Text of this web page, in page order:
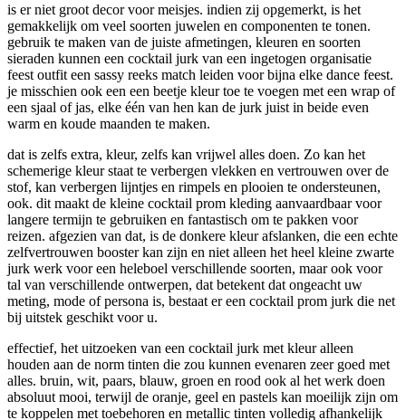
is er niet groot decor voor meisjes. indien zij opgemerkt, is het
gemakkelijk om veel soorten juwelen en componenten te tonen.
gebruik te maken van de juiste afmetingen, kleuren en soorten
sieraden kunnen een cocktail jurk van een ingetogen organisatie
feest outfit een sassy reeks match leiden voor bijna elke dance feest.
je misschien ook een een beetje kleur toe te voegen met een wrap of
een sjaal of jas, elke één van hen kan de jurk juist in beide even
warm en koude maanden te maken.
dat is zelfs extra, kleur, zelfs kan vrijwel alles doen. Zo kan het
schemerige kleur staat te verbergen vlekken en vertrouwen over de
stof, kan verbergen lijntjes en rimpels en plooien te ondersteunen,
ook. dit maakt de kleine cocktail prom kleding aanvaardbaar voor
langere termijn te gebruiken en fantastisch om te pakken voor
reizen. afgezien van dat, is de donkere kleur afslanken, die een echte
zelfvertrouwen booster kan zijn en niet alleen het heel kleine zwarte
jurk werk voor een heleboel verschillende soorten, maar ook voor
tal van verschillende ontwerpen, dat betekent dat ongeacht uw
meting, mode of persona is, bestaat er een cocktail prom jurk die net
bij uitstek geschikt voor u.
effectief, het uitzoeken van een cocktail jurk met kleur alleen
houden aan de norm tinten die zou kunnen evenaren zeer goed met
alles. bruin, wit, paars, blauw, groen en rood ook al het werk doen
absoluut mooi, terwijl de oranje, geel en pastels kan moeilijk zijn om
te koppelen met toebehoren en metallic tinten volledig afhankelijk